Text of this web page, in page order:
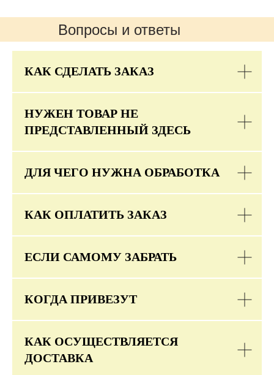
Вопросы и ответы
КАК СДЕЛАТЬ ЗАКАЗ
НУЖЕН ТОВАР НЕ
ПРЕДСТАВЛЕННЫЙ ЗДЕСЬ
ДЛЯ ЧЕГО НУЖНА ОБРАБОТКА
КАК ОПЛАТИТЬ ЗАКАЗ
ЕСЛИ САМОМУ ЗАБРАТЬ
КОГДА ПРИВЕЗУТ
КАК ОСУЩЕСТВЛЯЕТСЯ
ДОСТАВКА